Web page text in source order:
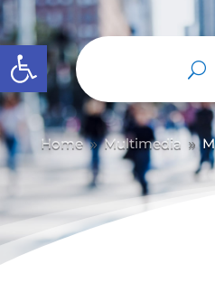
Abrir barra de herramientas
Home 9 Multimedia 9